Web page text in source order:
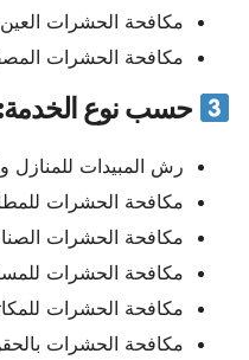
مكافحة الحشرات العين 0556115019
مكافحة الحشرات المصفح
حسب نوع
رش المبيدات للمنازل والفيلات
مكافحة الحشرات للمطاعم
مكافحة الحشرات الصناعية
مكافحة الحشرات
مكافحة الحشرات للمكاتب
مكافحة الحشرات بالحقن